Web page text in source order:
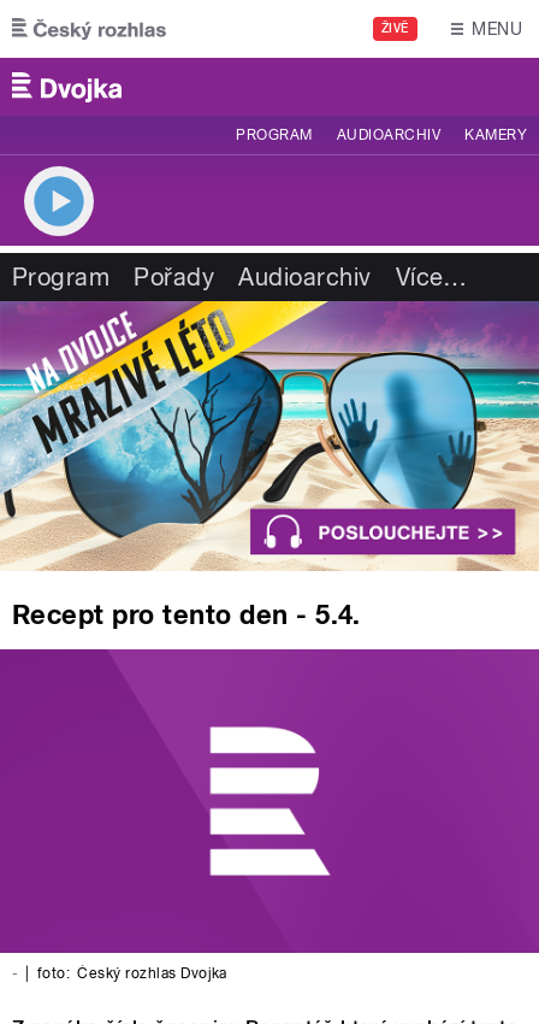
Přejít k hlavnímu obsahu
ŽIVĚ MENU
PROGRAM AUDIOARCHIV KAMERY
Program Pořady Audioarchiv Více…
Recept pro tento den - 5.4.
- foto: Český rozhlas Dvojka